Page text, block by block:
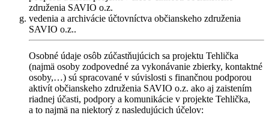
združenia SAVIO o.z.
vedenia a archivácie účtovníctva občianskeho združenia
SAVIO o.z..
Osobné údaje osôb zúčastňujúcich sa projektu Tehlička
(najmä osoby zodpovedné za vykonávanie zbierky, kontaktné
osoby,…) sú spracované v súvislosti s finančnou podporou
aktivít občianskeho združenia SAVIO o.z. ako aj zaistením
riadnej účasti, podpory a komunikácie v projekte Tehlička,
a to najmä na niektorý z nasledujúcich účelov: